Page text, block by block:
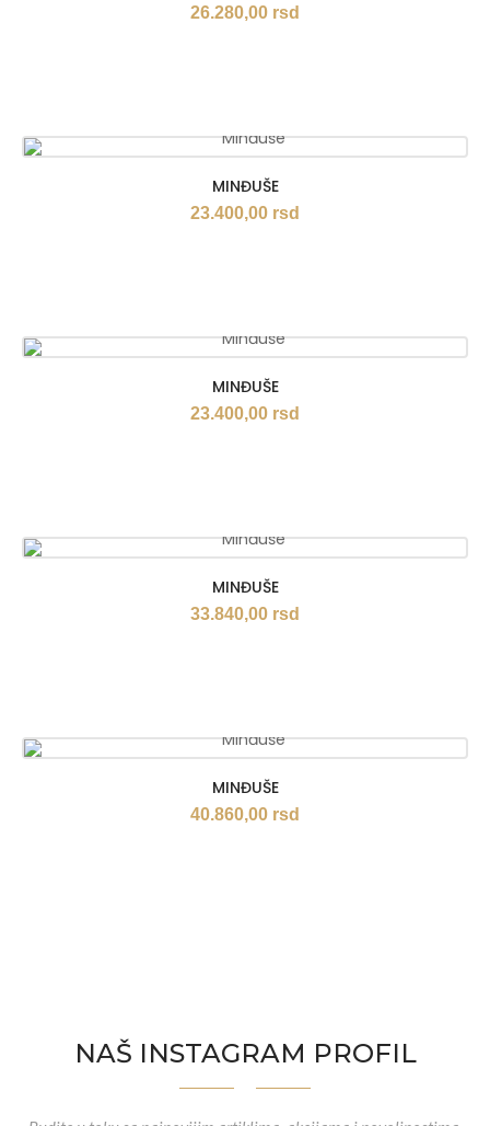
26.280,00 rsd
MINĐUŠE
23.400,00 rsd
MINĐUŠE
23.400,00 rsd
MINĐUŠE
33.840,00 rsd
MINĐUŠE
40.860,00 rsd
NAŠ INSTAGRAM PROFIL